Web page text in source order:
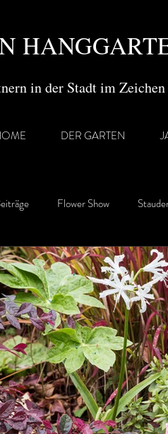
in der Stadt im
DER GARTEN
Flower Show
Gartenreisen